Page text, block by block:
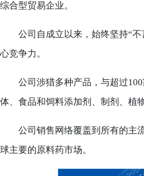
综合型贸易企业。
公司自成立以来，始终坚持“不
心竞争力。
公司涉猎多种产品，与超过100
体、食品和饲料添加剂、制剂、植
公司销售网络覆盖到所有的主流
球主要的原料药市场。